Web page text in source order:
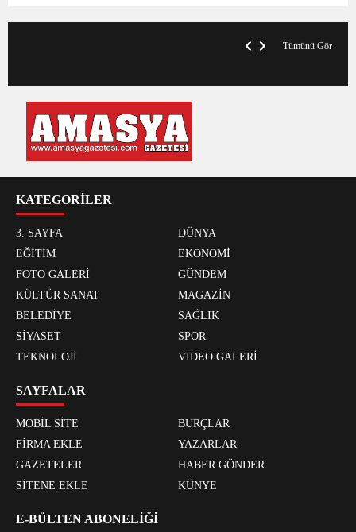
Tümünü Gör
KATEGORİLER
3. SAYFA
DÜNYA
EĞİTİM
EKONOMİ
FOTO GALERİ
GÜNDEM
KÜLTÜR SANAT
MAGAZİN
BELEDİYE
SAĞLIK
SİYASET
SPOR
TEKNOLOJİ
VIDEO GALERİ
SAYFALAR
MOBİL SİTE
BURÇLAR
FİRMA EKLE
YAZARLAR
GAZETELER
HABER GÖNDER
SİTENE EKLE
KÜNYE
E-BÜLTEN ABONELİĞİ